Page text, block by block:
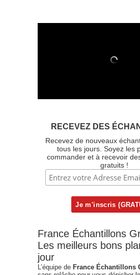
RECEVEZ DES
Recevez de nouveaux
tous les jours. Soyez les
commander et à recevoir
gratuits !
France Échantillons
Les meilleurs bons
jour
L’équipe de France Échantillons